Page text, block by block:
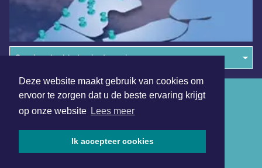
Deze website maakt gebruik van cookies om
ervoor te zorgen dat u de beste ervaring krijgt
op onze website Lees meer
Ik accepteer cookies
Overige dagbladen in de regio
Algemene voorwaarden
Disclaimer